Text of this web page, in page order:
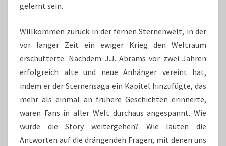
gelernt sein.
Willkommen zurück in der fernen Sternenwelt, in der
vor langer Zeit ein ewiger Krieg den Weltraum
erschütterte. Nachdem J.J. Abrams vor zwei Jahren
erfolgreich alte und neue Anhänger vereint hat,
indem er der Sternensaga ein Kapitel hinzufügte, das
mehr als einmal an frühere Geschichten erinnerte,
waren Fans in aller Welt durchaus angespannt. Wie
würde die Story weitergehen? Wie lauten die
Antworten auf die drängenden Fragen, mit denen uns